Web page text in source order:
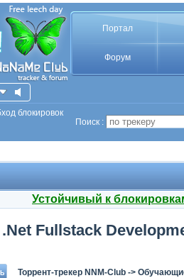
Портал
Форум
блокировок
Поиск :
Устойчивый к
Fullstack
Торрент-трекер NNM-Club ->